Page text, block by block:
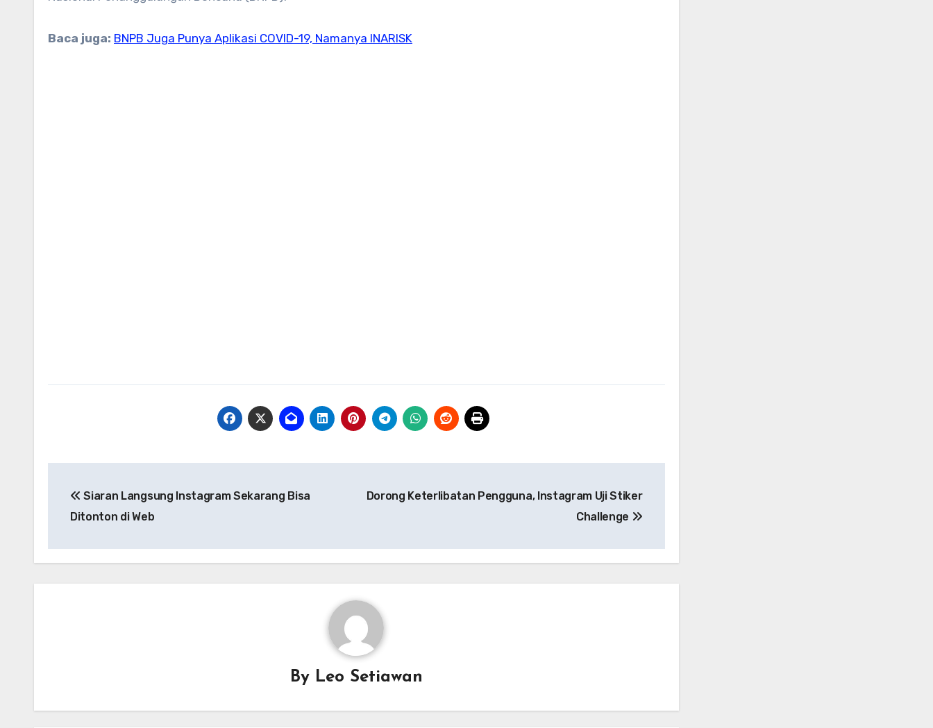
Baca juga: BNPB Juga Punya Aplikasi COVID-19, Namanya INARISK
pos Siaran Langsung Instagram Sekarang Bisa
Ditonton di Web
Dorong Keterlibatan Pengguna, Instagram Uji Stiker
Challenge
By Leo Setiawan